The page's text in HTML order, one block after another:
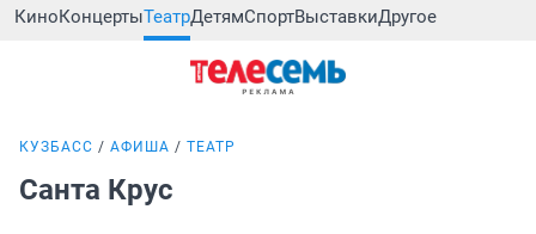
КиноКонцертыТеатрДетямСпортВыставкиДругое
КУЗБАСС АФИША ТЕАТР
Санта Крус